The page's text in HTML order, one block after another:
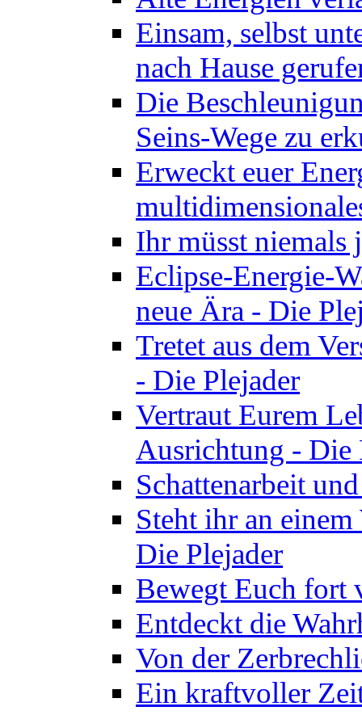
Einsam, selbst
nach Hause
Die
Seins-Wege zu
Erweckt euer
Ihr müsst niemals
Eclipse-Energie-
neue Ära - Die
Tretet aus dem
- Die Plejader
Vertraut Eurem
Ausrichtung - Die
Schattenarbeit
Steht ihr an
Die Plejader
Bewegt Euch fort
Entdeckt die
Von der
Ein kraftvoller